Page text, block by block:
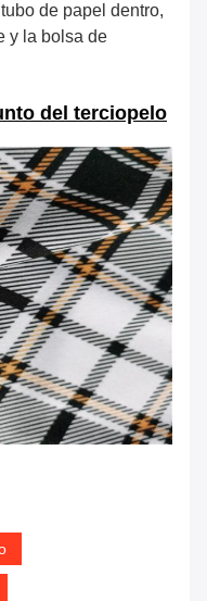
de papel dentro,
y la bolsa de
del terciopelo